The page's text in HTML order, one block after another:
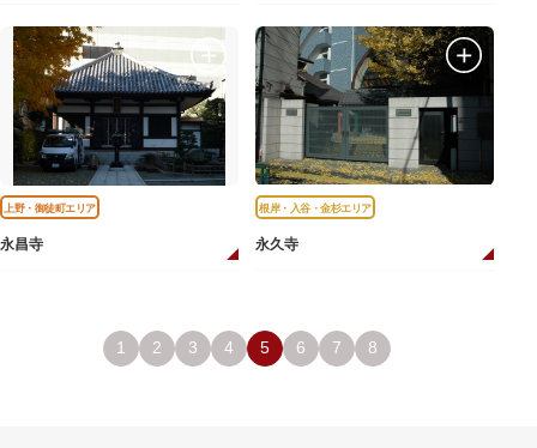
上野・御徒町エリア
永昌寺
根岸・入谷・金杉エリア
永久寺
1 2 3 4 5 6 7 8